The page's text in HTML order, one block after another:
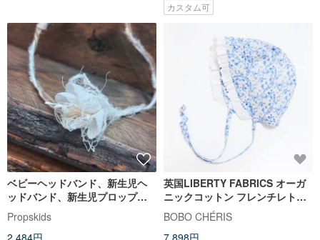
カスタム可
ベビーヘッドバンド、新生児ヘ
ッドバンド、新生児プロップ、
新生児プロップ
Propskids
2,484円
英国LIBERTY FABRICS オーガ
ニックコットン フレンチレトロ
レース 手作りベビー日よけ帽子 -
Romantic mixi
BOBO CHÉRIS
7,898円